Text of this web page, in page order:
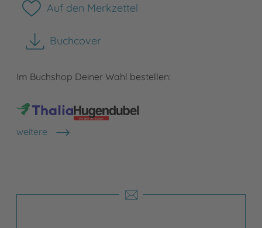
Auf den Merkzettel
Buchcover
herunterladen
Im Buchshop Deiner Wahl bestellen:
weitere
Shops anzeigen